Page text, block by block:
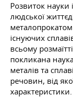
Розвиток науки
людської
існуючих
всьому
покликана
металів та
речовин, від
характеристики.